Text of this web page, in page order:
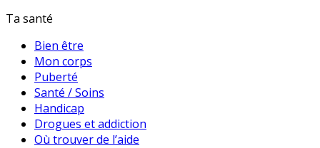
Ta santé
Bien être
Mon corps
Puberté
Santé / Soins
Handicap
Drogues et addiction
Où trouver de l’aide